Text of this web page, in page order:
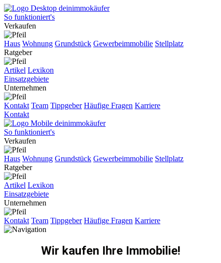
So funktioniert's
Verkaufen
Haus Wohnung Grundstück Gewerbeimmobilie Stellplatz
Ratgeber
Artikel Lexikon
Einsatzgebiete
Unternehmen
Kontakt Team Tippgeber Häufige Fragen Karriere
Kontakt
So funktioniert's
Verkaufen
Haus Wohnung Grundstück Gewerbeimmobilie Stellplatz
Ratgeber
Artikel Lexikon
Einsatzgebiete
Unternehmen
Kontakt Team Tippgeber Häufige Fragen Karriere